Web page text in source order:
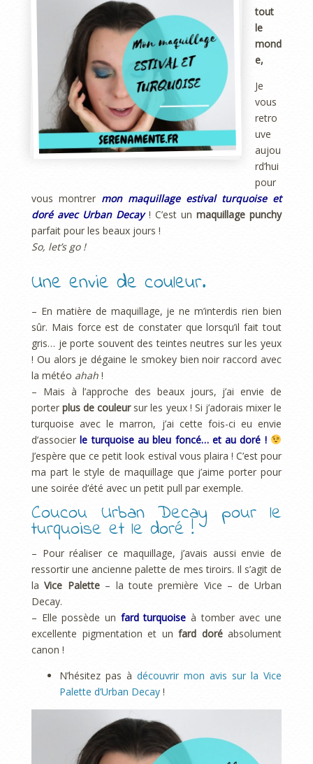
tout
le
mond
e,
Je
vous
retro
uve
aujou
rd’hui
pour
vous montrer mon maquillage estival turquoise et
doré avec Urban Decay! C’est un maquillage punchy
parfait pour les beaux jours !
So, let’s go !
Une envie de couleur.
– En matière de maquillage, je ne m’interdis rien bien
sûr. Mais force est de constater que lorsqu’il fait tout
gris… je porte souvent des teintes neutres sur les yeux
! Ou alors je dégaine le smokey bien noir raccord avec
la météo ahah !
– Mais à l’approche des beaux jours, j’ai envie de
porterplus de couleursur les yeux ! Si j’adorais mixer le
turquoise avec le marron, j’ai cette fois-ci eu envie
d’associerle turquoise au bleu foncé… et au doré !
J’espère que ce petit look estival vous plaira ! C’est pour
ma part le style de maquillage que j’aime porter pour
une soirée d’été avec un petit pull par exemple.
Coucou Urban Decay pour le
turquoise et le doré !
– Pour réaliser ce maquillage, j’avais aussi envie de
ressortir une ancienne palette de mes tiroirs. Il s’agit de
laVice Palette– la toute première Vice – de Urban
Decay.
– Elle possède un fard turquoise à tomber avec une
excellente pigmentation et un fard doréabsolument
canon !
N’hésitez pas à découvrir mon avis sur la Vice
Palette d’Urban Decay !